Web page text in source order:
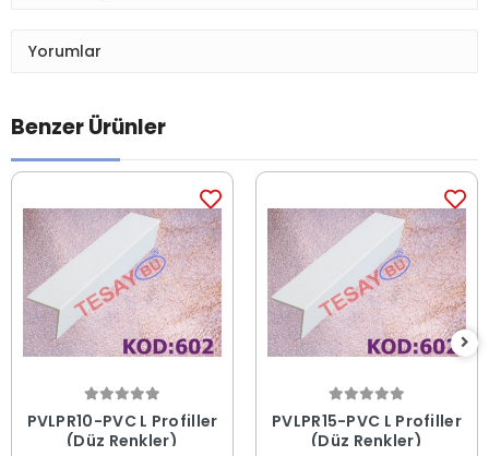
Yorumlar
Benzer Ürünler
PVLPR10-PVC L Profiller
(Düz Renkler)
PVLPR15-PVC L Profiller
(Düz Renkler)